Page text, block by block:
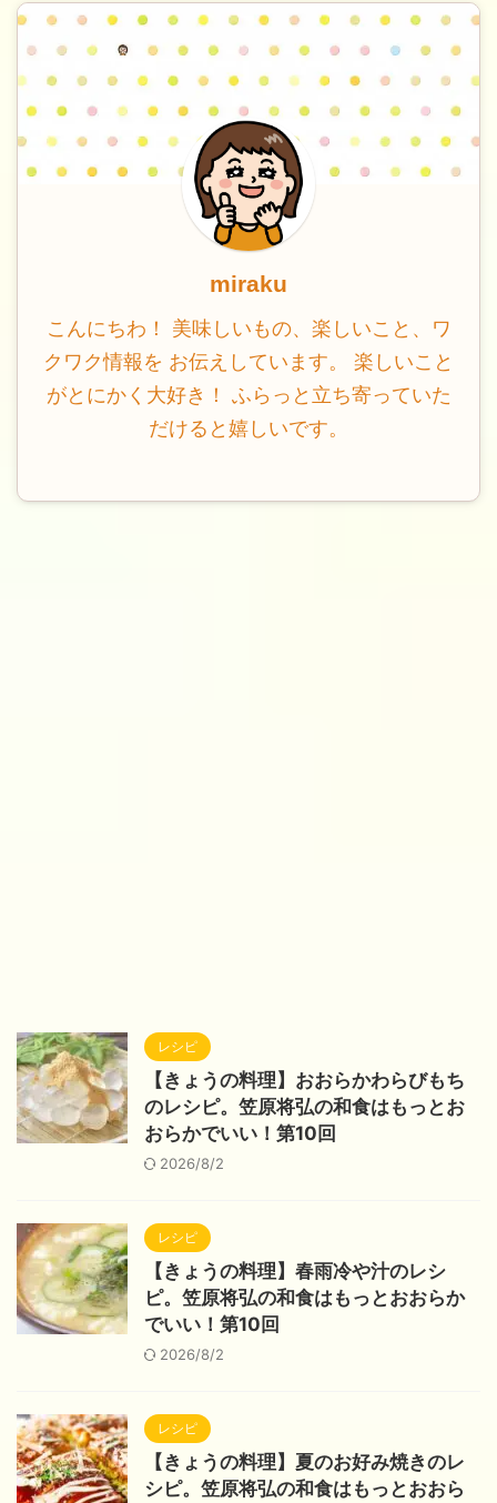
miraku
こんにちわ！ 美味しいもの、楽しいこと、ワ
クワク情報を お伝えしています。 楽しいこと
がとにかく大好き！ ふらっと立ち寄っていた
だけると嬉しいです。
レシピ
【きょうの料理】おおらかわらびもち
のレシピ。笠原将弘の和食はもっとお
おらかでいい！第10回
2026/8/2
レシピ
【きょうの料理】春雨冷や汁のレシ
ピ。笠原将弘の和食はもっとおおらか
でいい！第10回
2026/8/2
レシピ
【きょうの料理】夏のお好み焼きのレ
シピ。笠原将弘の和食はもっとおおら